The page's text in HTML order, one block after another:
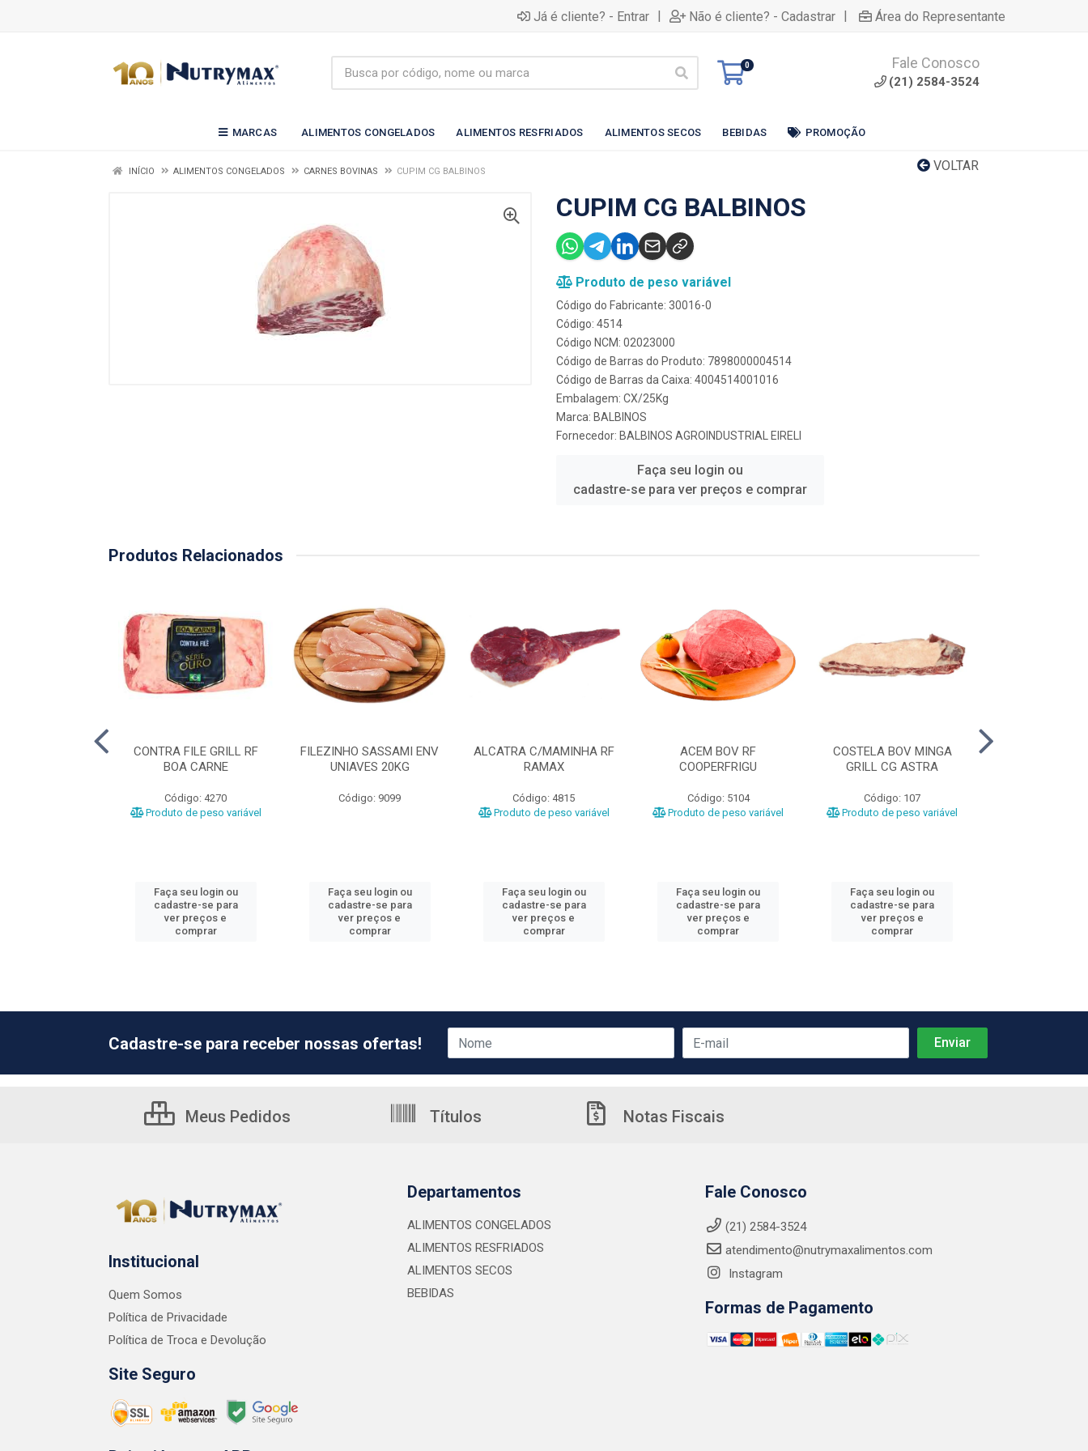
Já é cliente? - Entrar | Não é cliente? - Cadastrar | Área do Representante
0 Fale Conosco
(21) 2584-3524
MARCAS ALIMENTOS CONGELADOS ALIMENTOS RESFRIADOS ALIMENTOS SECOS BEBIDAS PROMOÇÃO
VOLTAR
INÍCIO ALIMENTOS CONGELADOS CARNES BOVINAS CUPIM CG BALBINOS
CUPIM CG BALBINOS
Produto de peso variável
Código do Fabricante: 30016-0
Código: 4514
Código NCM: 02023000
Código de Barras do Produto: 7898000004514
Código de Barras da Caixa: 4004514001016
Embalagem: CX/25Kg
Marca: BALBINOS
Fornecedor: BALBINOS AGROINDUSTRIAL EIRELI
Faça seu login ou
cadastre-se para ver preços e comprar
Produtos Relacionados
CONTRA FILE GRILL RF
BOA CARNE
Código: 4270
Produto de peso variável
Faça seu login ou
cadastre-se para
ver preços e
comprar
FILEZINHO SASSAMI ENV
UNIAVES 20KG
Código: 9099
Faça seu login ou
cadastre-se para
ver preços e
comprar
ALCATRA C/MAMINHA RF
RAMAX
Código: 4815
Produto de peso variável
Faça seu login ou
cadastre-se para
ver preços e
comprar
ACEM BOV RF
COOPERFRIGU
Código: 5104
Produto de peso variável
Faça seu login ou
cadastre-se para
ver preços e
comprar
COSTELA BOV MINGA
GRILL CG ASTRA
Código: 107
Produto de peso variável
Faça seu login ou
cadastre-se para
ver preços e
comprar
Cadastre-se para receber nossas ofertas!
Meus Pedidos Títulos Notas Fiscais
Institucional
Quem Somos
Política de Privacidade
Política de Troca e Devolução
Site Seguro
Departamentos
ALIMENTOS CONGELADOS
ALIMENTOS RESFRIADOS
ALIMENTOS SECOS
BEBIDAS
Fale Conosco
(21) 2584-3524
atendimento@nutrymaxalimentos.com
Instagram
Formas de Pagamento